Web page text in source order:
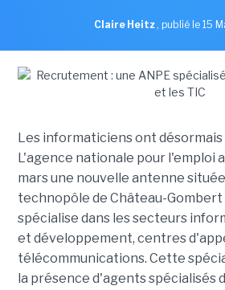
Claire Heitz , publié le 15
Les informaticiens ont désormais
L'agence nationale pour l'emploi
mars une nouvelle antenne située
technopôle de Château-Gombert
spécialise dans les secteurs
et développement, centres
télécommunications. Cette
la présence d'agents spécialisés